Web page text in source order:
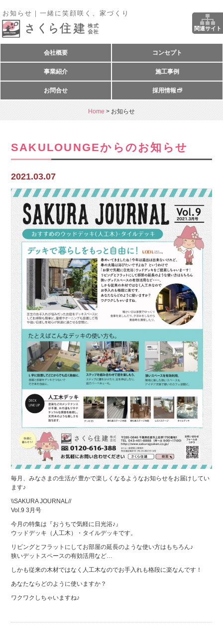
お知らせ｜一緒に笑顔咲く、家づくり
関連サイト
会社概要 コンセプト
事業紹介 施工事例
お問合せ 採用情報
Home > お知らせ
SAKULOUNGEからのお知らせ
2021.03.07
毎月、みなさまの生活が 豊かで楽しくなるようなお知らせをお届けしてい
ます♪
\\SAKURA JOURNAL//
Vol.9 3月号
今月の特集は『おうちで気軽に日光浴♪』
ウッドデッキ（人工木）・タイルデッキです。
リビングとフラットにしてお部屋の延長のような使い方はもちろん♪
狭いデットスペースの有効活用など…
しかも従来の木材ではなく人工木なのでお手入れも格段に楽なんです！
あなたならどのように使いますか？
ワクワクしちゃいますね♪